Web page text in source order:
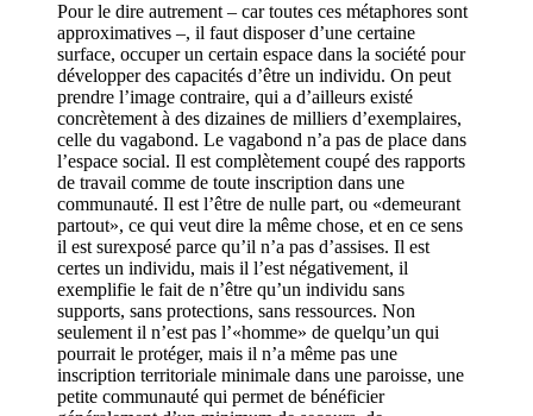
Pour le dire autrement – car toutes ces métaphores sont
approximatives –, il faut disposer d’une certaine
surface, occuper un certain espace dans la société pour
développer des capacités d’être un individu. On peut
prendre l’image contraire, qui a d’ailleurs existé
concrètement à des dizaines de milliers d’exemplaires,
celle du vagabond. Le vagabond n’a pas de place dans
l’espace social. Il est complètement coupé des rapports
de travail comme de toute inscription dans une
communauté. Il est l’être de nulle part, ou «demeurant
partout», ce qui veut dire la même chose, et en ce sens
il est surexposé parce qu’il n’a pas d’assises. Il est
certes un individu, mais il l’est négativement, il
exemplifie le fait de n’être qu’un individu sans
supports, sans protections, sans ressources. Non
seulement il n’est pas l’«homme» de quelqu’un qui
pourrait le protéger, mais il n’a même pas une
inscription territoriale minimale dans une paroisse, une
petite communauté qui permet de bénéficier